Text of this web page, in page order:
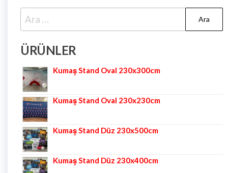
ÜRÜNLER
Kumaş Stand Oval 230x300cm
Kumaş Stand Oval 230x230cm
Kumaş Stand Düz 230x500cm
Kumaş Stand Düz 230x400cm